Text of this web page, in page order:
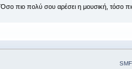
Όσο πιο πολύ σου αρέσει η μουσική, τόσο